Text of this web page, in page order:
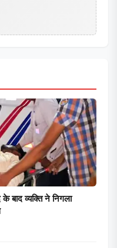
के बाद व्यक्ति ने निगला